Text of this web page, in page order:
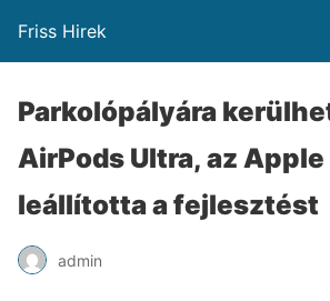
Friss Hirek
Parkolópályára
AirPods Ultra, az
leállította a fejlesztést
admin